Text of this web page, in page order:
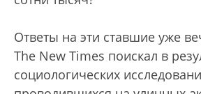
Ответы на эти ставшие уже
The New Times поискал в
социологических